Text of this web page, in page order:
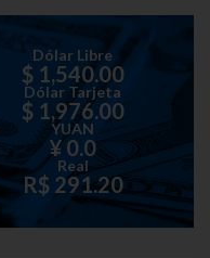
Dólar Libre
$ 1,540.00
Dólar Tarjeta
$ 1,976.00
YUAN
¥ 0.0
Real
R$ 291.20